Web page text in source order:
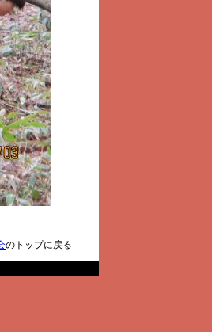
のトップに戻る